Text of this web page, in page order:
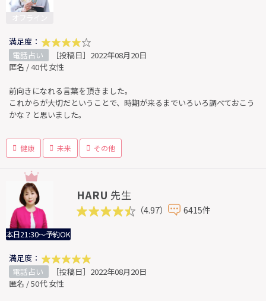
満足度：
電話占い
［投稿日］2022年08月20日
匿名 / 40代 女性
前向きになれる言葉を頂きました。
これからが大切だということで、時期が来るまでいろいろ調べておこう
かな？と思いました。
健康 未来 その他
本日21:30～予約OK
HARU 先生
（4.97） 6415件
満足度：
電話占い
［投稿日］2022年08月20日
匿名 / 50代 女性